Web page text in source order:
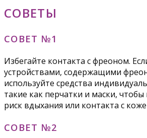
СОВЕТЫ
СОВЕТ №1
Избегайте контакта с фреоном.
устройствами, содержащими
используйте средства
такие как перчатки и маски,
риск вдыхания или контакта с
СОВЕТ №2